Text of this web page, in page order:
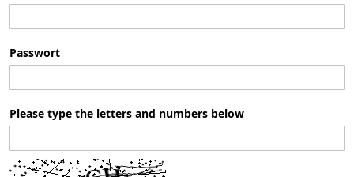
Passwort
Please type the letters and numbers below